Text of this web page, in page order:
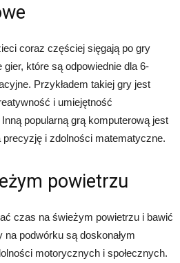
coraz częściej sięgają po gry
które są odpowiednie dla 6-
Przykładem takiej gry jest
i umiejętność
popularną grą komputerową jest
precyzję i zdolności matematyczne.
powietrzu
czas na świeżym powietrzu i bawić
podwórku są doskonałym
motorycznych i społecznych.